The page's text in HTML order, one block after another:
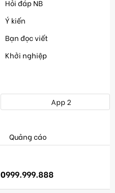
Hỏi đáp NB
Ý kiến
Bạn đọc viết
Khởi nghiệp
App 2
Quảng cáo
0999.999.888